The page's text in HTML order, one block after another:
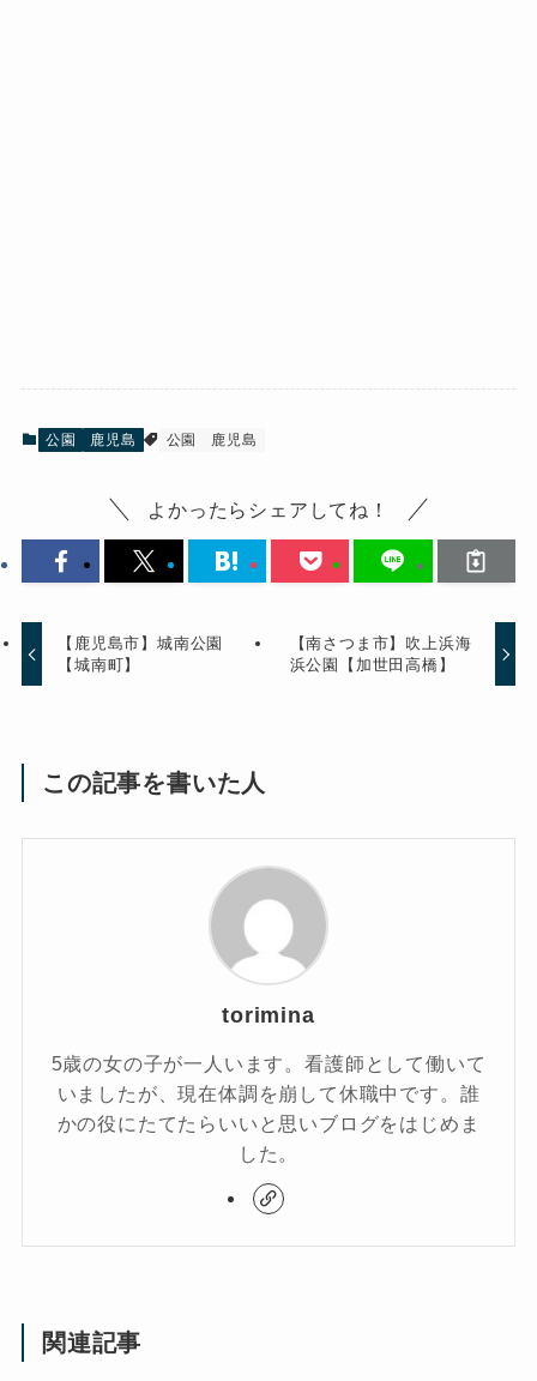
公園 鹿児島 公園 鹿児島
よかったらシェアしてね！
【鹿児島市】城南公園
【城南町】
【南さつま市】吹上浜海
浜公園【加世田高橋】
この記事を書いた人
torimina
5歳の女の子が一人います。看護師として働いて
いましたが、現在体調を崩して休職中です。誰
かの役にたてたらいいと思いブログをはじめま
した。
関連記事